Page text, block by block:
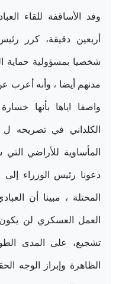
وفد الأساقفة للقاء
أربعين دقيقة، كرر
شخصيا بمسؤولية حماية
مدنهم أيضا ، وأنه أعرب
واصفا اياها بأنها
الكلداني في تصريحه ل
المأساوية للأراضي
دعونا رئيس الوزراء
المحتلة ، مبينا أن
العمل العسكري لن يكون
تشجيع، على المدى
الظاهرة وإبراز الوجه